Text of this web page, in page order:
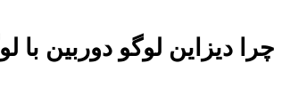
چرا دیزاین لوگو دوربین با